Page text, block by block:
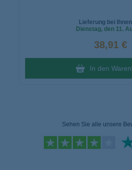
Lieferung bei
Dienstag, den 11.
38,91 €
In den
Sehen Sie alle unsere